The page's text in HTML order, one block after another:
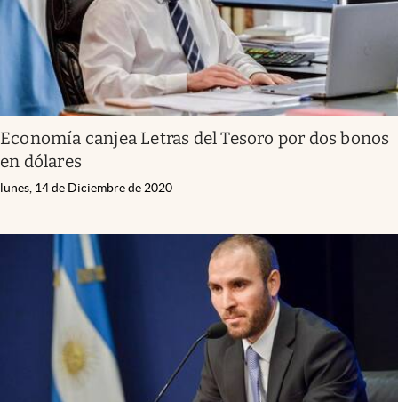
Economía canjea Letras del Tesoro por dos bonos
en dólares
lunes, 14 de Diciembre de 2020